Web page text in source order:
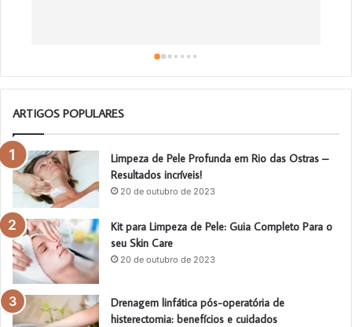
ARTIGOS POPULARES
Limpeza de Pele Profunda em Rio das Ostras –
Resultados incríveis!
20 de outubro de 2023
Kit para Limpeza de Pele: Guia Completo Para o
seu Skin Care
20 de outubro de 2023
Drenagem linfática pós-operatória de
histerectomia: benefícios e cuidados